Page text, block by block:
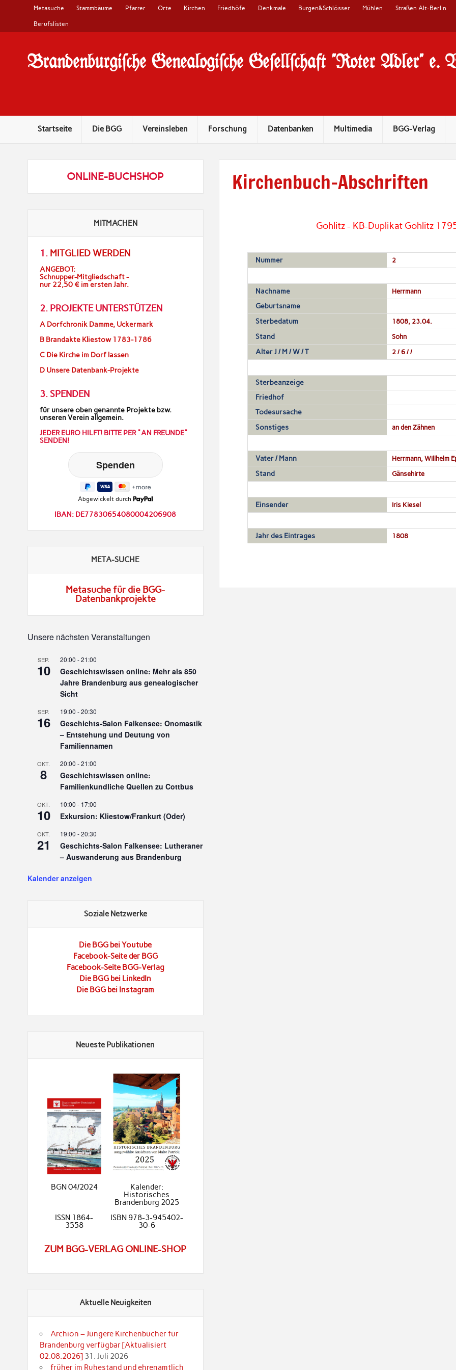
Metasuche Stammbäume Pfarrer Orte Kirchen Friedhöfe Denkmale Burgen&Schlösser Mühlen Straßen Alt-Berlin
Berufslisten
Brandenburgi#che Genealogi#che Ge#ell#chaft "Roter Adler" e.
Startseite Die BGG Vereinsleben Forschung Datenbanken Multimedia BGG-Verlag
Kirchenbuch-Abschriften
Gohlitz - KB-Duplikat Gohlitz
Nummer 2
Nachname Herrmann
Geburtsname
Sterbedatum
1808, 23.04.
Stand
Sohn
Alter J / M / W / T 2 / 6 / /
Sterbeanzeige
Friedhof
Todesursache
Sonstiges
an den Zähnen
Vater / Mann Herrmann, Willhelm
Stand Gänsehirte
Einsender Iris Kiesel
Jahr des Eintrages 1808
ONLINE-BUCHSHOP
MITMACHEN
1. MITGLIED WERDEN
ANGEBOT:
Schnupper-Mitgliedschaft -
nur 22,50 € im ersten Jahr.
2. PROJEKTE UNTERSTÜTZEN
A Dorfchronik Damme, Uckermark
B Brandakte Kliestow 1783-1786
C Die Kirche im Dorf lassen
D Unsere Datenbank-Projekte
3. SPENDEN
für unsere oben genannte Projekte bzw.
unseren Verein allgemein.
JEDER EURO HILFT! BITTE PER "AN FREUNDE"
SENDEN!
Abgewickelt durch
IBAN: DE77830654080004206908
META-SUCHE
Metasuche für die BGG-
Datenbankprojekte
Unsere nächsten Veranstaltungen
SEP.
10
20:00 -21:00
Geschichtswissen online: Mehr als 850
Jahre Brandenburg aus genealogischer
Sicht
SEP.
16
19:00 -20:30
Geschichts-Salon Falkensee: Onomastik
– Entstehung und Deutung von
Familiennamen
OKT.
8
20:00 -21:00
Geschichtswissen online:
Familienkundliche Quellen zu Cottbus
OKT.
10
10:00 - 17:00
Exkursion: Kliestow/Frankurt (Oder)
OKT.
21
19:00 -20:30
Geschichts-Salon Falkensee: Lutheraner
– Auswanderung aus Brandenburg
Kalender anzeigen
Soziale Netzwerke
Die BGG bei Youtube
Facebook-Seite der BGG
Facebook-Seite BGG-Verlag
Die BGG bei LinkedIn
Die BGG bei Instagram
Neueste Publikationen
BGN 04/2024
Kalender:
Historisches
Brandenburg 2025
ISSN 1864-
3558
ISBN 978-3-945402-
30-6
ZUM BGG-VERLAG ONLINE-SHOP
Aktuelle Neuigkeiten
Archion – Jüngere Kirchenbücher für
Brandenburg verfügbar [Aktualisiert
02.08.2026] 31. Juli 2026
früher im Ruhestand und ehrenamtlich